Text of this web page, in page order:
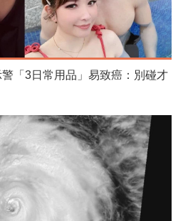
「3日常用品」易致癌：別碰才